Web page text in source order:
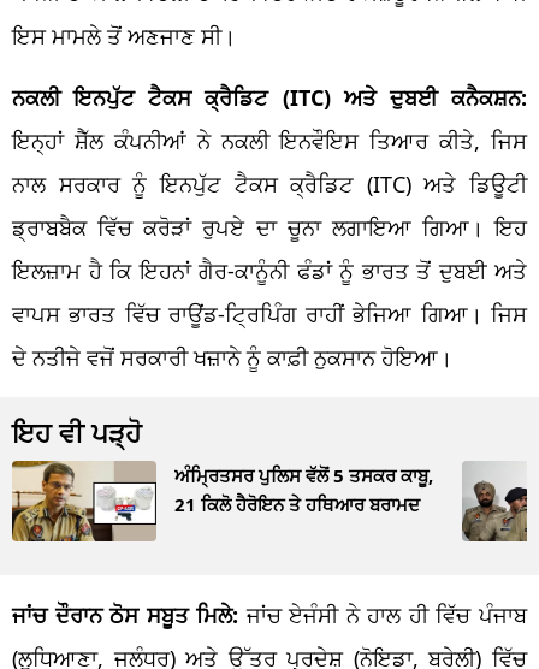
ਇਸ ਮਾਮਲੇ ਤੋਂ ਅਣਜਾਣ ਸੀ।
ਨਕਲੀ ਇਨਪੁੱਟ ਟੈਕਸ ਕ੍ਰੈਡਿਟ (ITC) ਅਤੇ ਦੁਬਈ ਕਨੈਕਸ਼ਨ:
ਇਨ੍ਹਾਂ ਸ਼ੈੱਲ ਕੰਪਨੀਆਂ ਨੇ ਨਕਲੀ ਇਨਵੌਇਸ ਤਿਆਰ ਕੀਤੇ, ਜਿਸ
ਨਾਲ ਸਰਕਾਰ ਨੂੰ ਇਨਪੁੱਟ ਟੈਕਸ ਕ੍ਰੈਡਿਟ (ITC) ਅਤੇ ਡਿਊਟੀ
ਡ੍ਰਾਬਬੈਕ ਵਿੱਚ ਕਰੋੜਾਂ ਰੁਪਏ ਦਾ ਚੂਨਾ ਲਗਾਇਆ ਗਿਆ। ਇਹ
ਇਲਜ਼ਾਮ ਹੈ ਕਿ ਇਹਨਾਂ ਗੈਰ-ਕਾਨੂੰਨੀ ਫੰਡਾਂ ਨੂੰ ਭਾਰਤ ਤੋਂ ਦੁਬਈ ਅਤੇ
ਵਾਪਸ ਭਾਰਤ ਵਿੱਚ ਰਾਊਂਡ-ਟ੍ਰਿਪਿੰਗ ਰਾਹੀਂ ਭੇਜਿਆ ਗਿਆ। ਜਿਸ
ਦੇ ਨਤੀਜੇ ਵਜੋਂ ਸਰਕਾਰੀ ਖਜ਼ਾਨੇ ਨੂੰ ਕਾਫ਼ੀ ਨੁਕਸਾਨ ਹੋਇਆ।
ਇਹ ਵੀ ਪੜ੍ਹੋ
ਅੰਮ੍ਰਿਤਸਰ ਪੁਲਿਸ ਵੱਲੋਂ 5 ਤਸਕਰ ਕਾਬੂ,
21 ਕਿਲੋ ਹੈਰੋਇਨ ਤੇ ਹਥਿਆਰ ਬਰਾਮਦ
ਜਾਂਚ ਦੌਰਾਨ ਠੋਸ ਸਬੂਤ ਮਿਲੇ: ਜਾਂਚ ਏਜੰਸੀ ਨੇ ਹਾਲ ਹੀ ਵਿੱਚ ਪੰਜਾਬ
(ਲੁਧਿਆਣਾ, ਜਲੰਧਰ) ਅਤੇ ਉੱਤਰ ਪ੍ਰਦੇਸ਼ (ਨੋਇਡਾ, ਬਰੇਲੀ) ਵਿੱਚ